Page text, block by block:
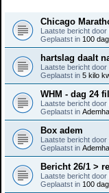
Chicago
Laatste bericht door
Geplaatst in 100
hartslag daalt
Laatste bericht door
Geplaatst in 5 kilo
WHM - dag 24
Laatste bericht door
Geplaatst in
Box adem
Laatste bericht door
Geplaatst in
Bericht 26/1 >
Laatste bericht door
Geplaatst in 100